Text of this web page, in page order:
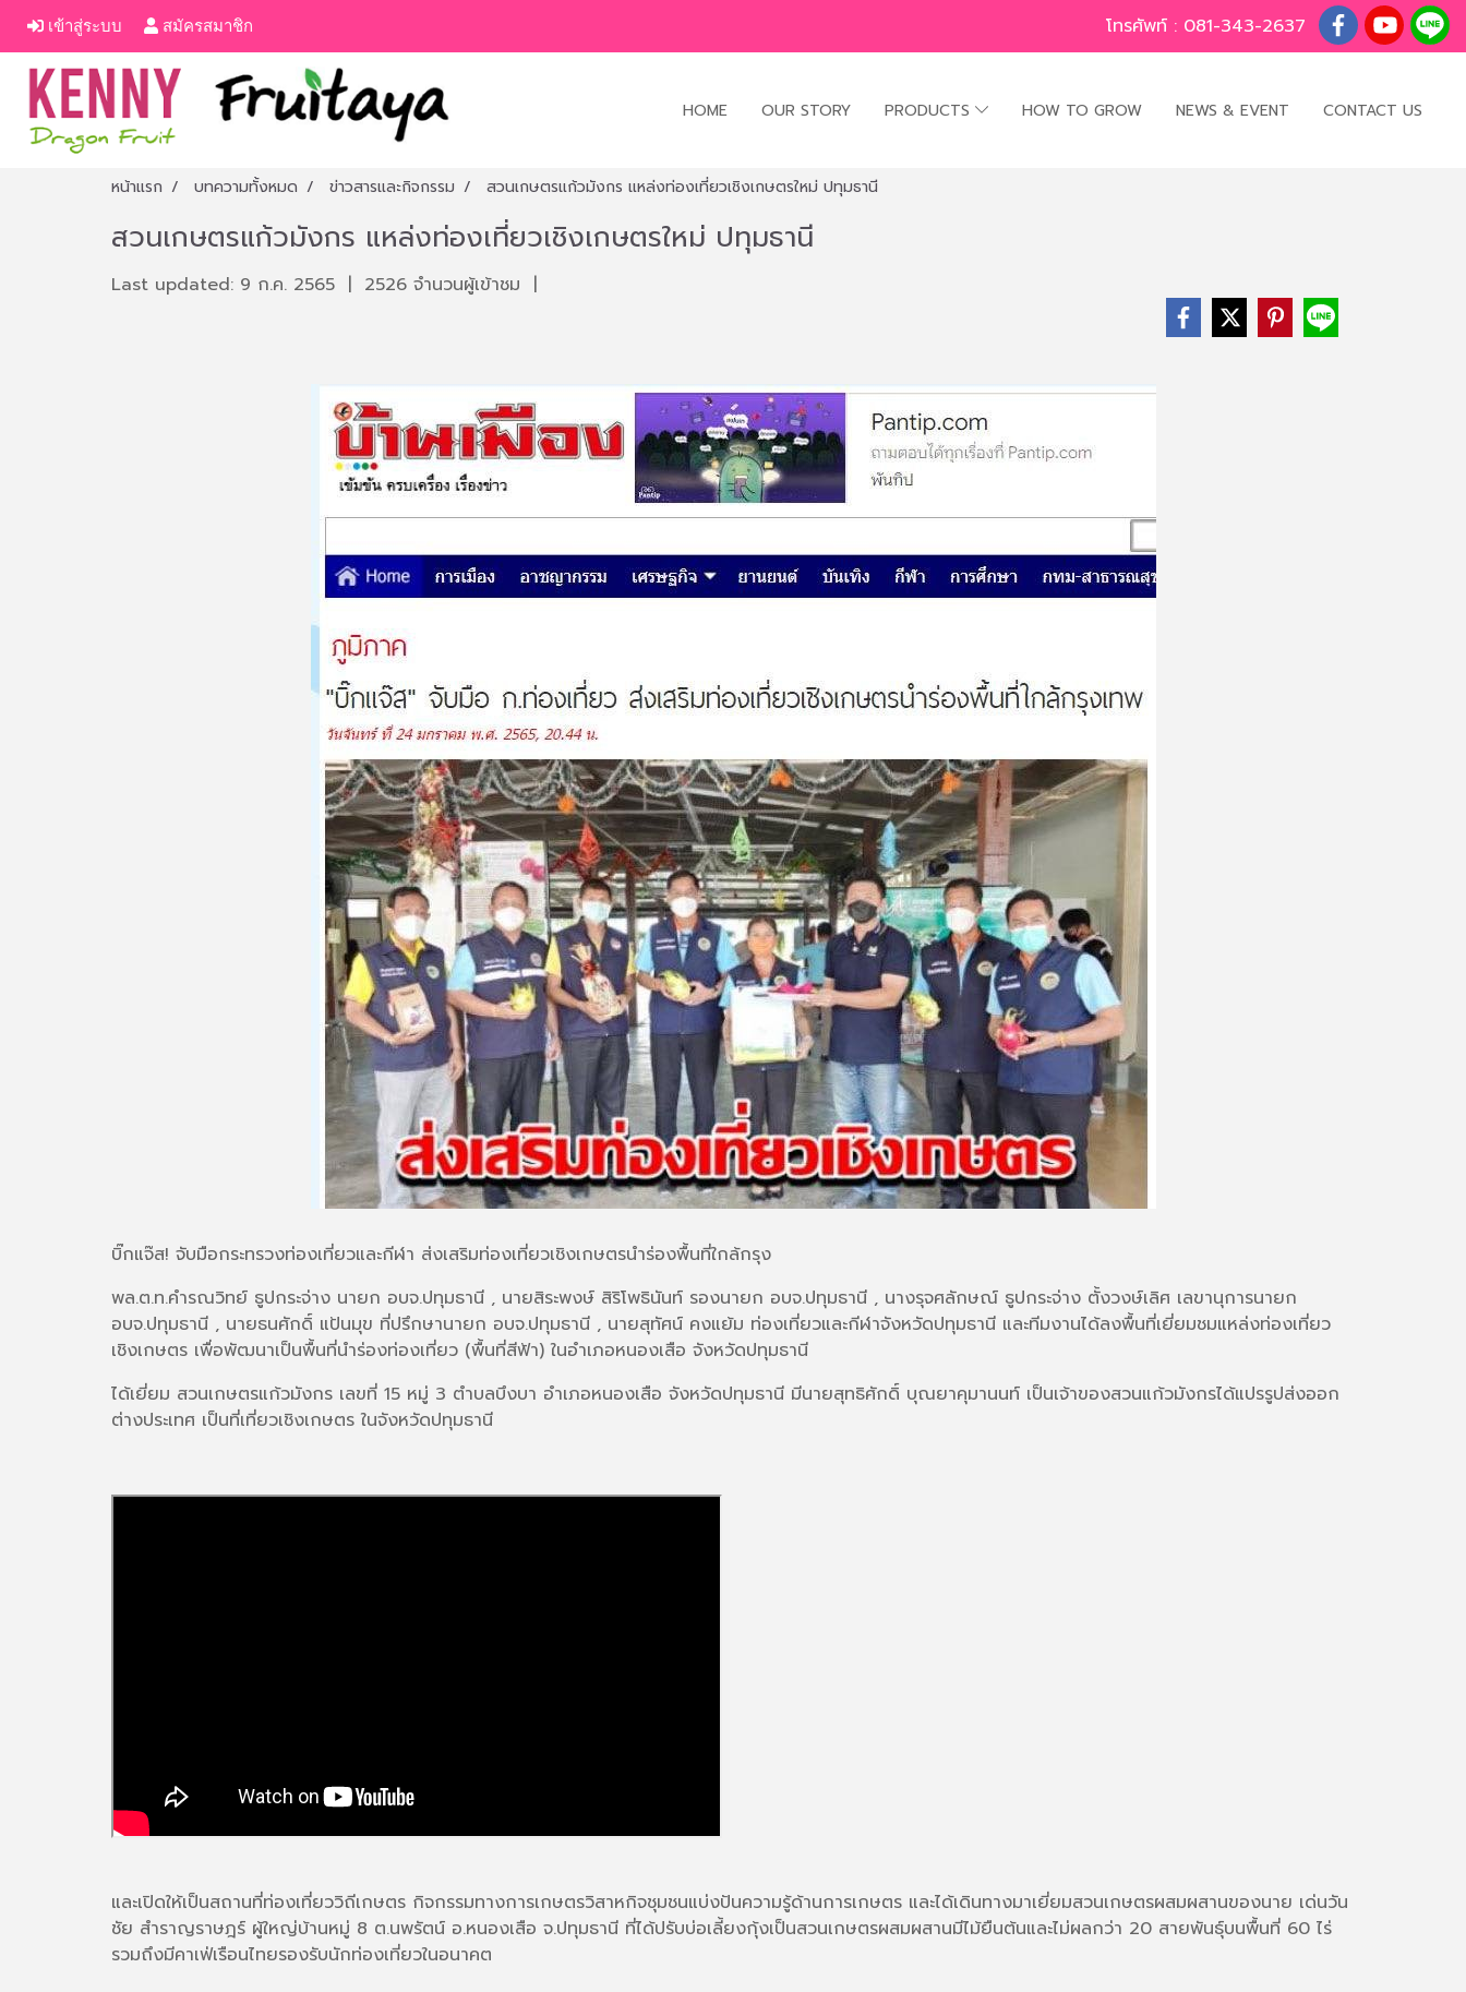
เข้าสู่ระบบ สมัครสมาชิก โทรศัพท์ : 081-343-2637
HOME OUR STORY PRODUCTS HOW TO GROW NEWS & EVENT CONTACT US
หน้าแรก บทความทั้งหมด ข่าวสารและกิจกรรม สวนเกษตรแก้วมังกร แหล่งท่องเที่ยวเชิงเกษตรใหม่ ปทุมธานี
สวนเกษตรแก้วมังกร แหล่งท่องเที่ยวเชิงเกษตรใหม่ ปทุมธานี
Last updated: 9 ก.ค. 2565 2526 จำนวนผู้เข้าชม
บิ๊กแจ๊ส! จับมือกระทรวงท่องเที่ยวและกีฬา ส่งเสริมท่องเที่ยวเชิงเกษตรนำร่องพื้นที่ใกล้กรุง
พล.ต.ท.คำรณวิทย์ ธูปกระจ่าง นายก อบจ.ปทุมธานี , นายสิระพงษ์ สิริโพธินันท์ รองนายก อบจ.ปทุมธานี , นางรุจศลักษณ์ ธูปกระจ่าง ตั้งวงษ์เลิศ เลขานุการนายก
อบจ.ปทุมธานี , นายธนศักดิ์ แป้นมุข ที่ปรึกษานายก อบจ.ปทุมธานี , นายสุทัศน์ คงแย้ม ท่องเที่ยวและกีฬาจังหวัดปทุมธานี และทีมงานได้ลงพื้นที่เยี่ยมชมแหล่งท่องเที่ยว
เชิงเกษตร เพื่อพัฒนาเป็นพื้นที่นำร่องท่องเที่ยว (พื้นที่สีฟ้า) ในอำเภอหนองเสือ จังหวัดปทุมธานี
ได้เยี่ยม สวนเกษตรแก้วมังกร เลขที่ 15 หมู่ 3 ตำบลบึงบา อำเภอหนองเสือ จังหวัดปทุมธานี มีนายสุทธิศักดิ์ บุณยาคุมานนท์ เป็นเจ้าของสวนแก้วมังกรได้แปรรูปส่งออก
ต่างประเทศ เป็นที่เที่ยวเชิงเกษตร ในจังหวัดปทุมธานี
และเปิดให้เป็นสถานที่ท่องเที่ยววิถีเกษตร กิจกรรมทางการเกษตรวิสาหกิจชุมชนแบ่งปันความรู้ด้านการเกษตร และได้เดินทางมาเยี่ยมสวนเกษตรผสมผสานของนาย เด่นวัน
ชัย สำราญราษฎร์ ผู้ใหญ่บ้านหมู่ 8 ต.นพรัตน์ อ.หนองเสือ จ.ปทุมธานี ที่ได้ปรับบ่อเลี้ยงกุ้งเป็นสวนเกษตรผสมผสานมีไม้ยืนต้นและไม่ผลกว่า 20 สายพันธุ์บนพื้นที่ 60 ไร่
รวมถึงมีคาเฟ่เรือนไทยรองรับนักท่องเที่ยวในอนาคต